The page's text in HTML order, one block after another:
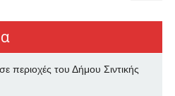
περιοχές του Δήμου Σιντικής